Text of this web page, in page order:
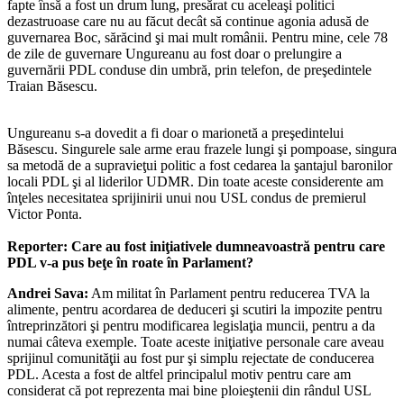
fapte însă a fost un drum lung, presărat cu aceleaşi politici
dezastruoase care nu au făcut decât să continue agonia adusă de
guvernarea Boc, sărăcind şi mai mult românii. Pentru mine, cele 78
de zile de guvernare Ungureanu au fost doar o prelungire a
guvernării PDL conduse din umbră, prin telefon, de preşedintele
Traian Băsescu.
Ungureanu s-a dovedit a fi doar o marionetă a preşedintelui
Băsescu. Singurele sale arme erau frazele lungi şi pompoase, singura
sa metodă de a supravieţui politic a fost cedarea la şantajul baronilor
locali PDL şi al liderilor UDMR. Din toate aceste considerente am
înţeles necesitatea sprijinirii unui nou USL condus de premierul
Victor Ponta.
Reporter: Care au fost iniţiativele dumneavoastră pentru care
PDL v-a pus beţe în roate în Parlament?
Andrei Sava: Am militat în Parlament pentru reducerea TVA la
alimente, pentru acordarea de deduceri şi scutiri la impozite pentru
întreprinzători şi pentru modificarea legislaţia muncii, pentru a da
numai câteva exemple. Toate aceste iniţiative personale care aveau
sprijinul comunităţii au fost pur şi simplu rejectate de conducerea
PDL. Acesta a fost de altfel principalul motiv pentru care am
considerat că pot reprezenta mai bine ploieştenii din rândul USL